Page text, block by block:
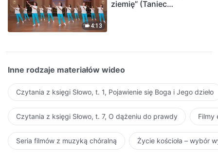
4:13
ziemię” (Taniec
Inne rodzaje materiałów wideo
Czytania z księgi Słowo, t. 1, Pojawienie się Boga i Jego dzieło
Czytania z księgi Słowo, t. 7, O dążeniu do prawdy Filmy
Seria filmów z muzyką chóralną Życie kościoła – wybór